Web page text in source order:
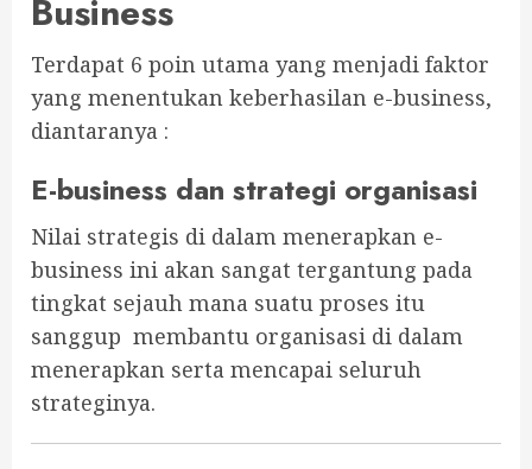
Business
Terdapat 6 poin utama yang menjadi faktor
yang menentukan keberhasilan e-business,
diantaranya :
E-business dan strategi organisasi
Nilai strategis di dalam menerapkan e-
business ini akan sangat tergantung pada
tingkat sejauh mana suatu proses itu
sanggup membantu organisasi di dalam
menerapkan serta mencapai seluruh
strateginya.